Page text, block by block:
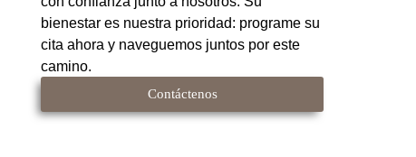
bienestar es nuestra prioridad: programe su
cita ahora y naveguemos juntos por este
camino.
Contáctenos